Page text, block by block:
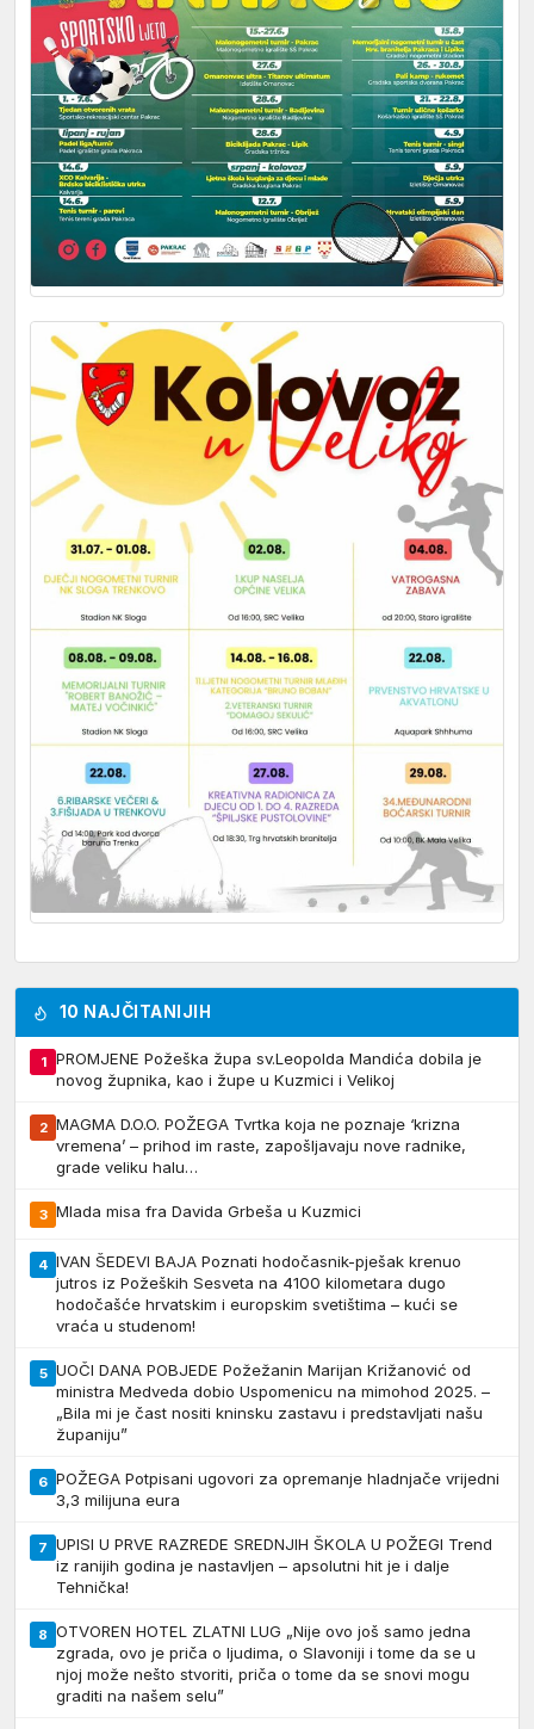
10 NAJČITANIJIH
1
PROMJENE Požeška župa sv.Leopolda Mandića dobila je
novog župnika, kao i župe u Kuzmici i Velikoj
2 MAGMA D.O.O. POŽEGA Tvrtka koja ne poznaje ‘krizna
vremena’ – prihod im raste, zapošljavaju nove radnike,
grade veliku halu…
3 Mlada misa fra Davida Grbeša u Kuzmici
4 IVAN ŠEDEVI BAJA Poznati hodočasnik-pješak krenuo
jutros iz Požeških Sesveta na 4100 kilometara dugo
hodočašće hrvatskim i europskim svetištima – kući se
vraća u studenom!
5 UOČI DANA POBJEDE Požežanin Marijan Križanović od
ministra Medveda dobio Uspomenicu na mimohod 2025. –
„Bila mi je čast nositi kninsku zastavu i predstavljati našu
županiju”
6 POŽEGA Potpisani ugovori za opremanje hladnjače vrijedni
3,3 milijuna eura
7 UPISI U PRVE RAZREDE SREDNJIH ŠKOLA U POŽEGI Trend
iz ranijih godina je nastavljen – apsolutni hit je i dalje
Tehnička!
8 OTVOREN HOTEL ZLATNI LUG „Nije ovo još samo jedna
zgrada, ovo je priča o ljudima, o Slavoniji i tome da se u
njoj može nešto stvoriti, priča o tome da se snovi mogu
graditi na našem selu”